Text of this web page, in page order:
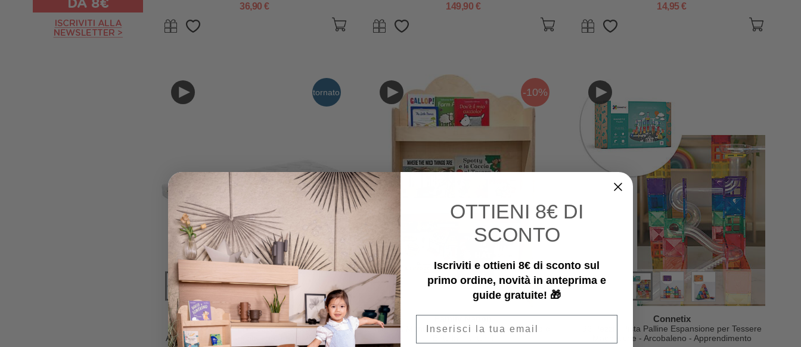
36,90 € 149,90 € 14,95 €
tornato
...
Family Nation
Materasso Evi 14 cm 200x90 - Antiacaro e
Anallergico - Sfoderabile - per Letto Montessori
-10%
Family Nation
Libreria Montessori Frontale - Cloud - Legno di
Connetix
92 Pezzi - Pista Palline Espansione per Tessere
Magnetiche - Arcobaleno - Apprendimento
OTTIENI 8€ DI
SCONTO
Iscriviti e ottieni 8€ di sconto sul
primo ordine, novità in anteprima e
guide gratuite! 🎁